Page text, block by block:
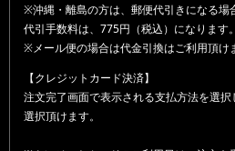
※沖縄・離島の方は、郵便代引きになる場
代引手数料は、775円（税込）になります。
※メール便の場合は代金引換はご利用頂け
【クレジットカード決済】
注文完了画面で表示される支払方法を選
選択頂けます。